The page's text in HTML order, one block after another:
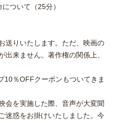
ついて（25分）
送りいたします。ただ、映画の
出来ません。著作権の関係上、
10％OFFクーポンもついてきま
会を実施した際、音声が大変聞
迷惑をお掛けいたしました。今